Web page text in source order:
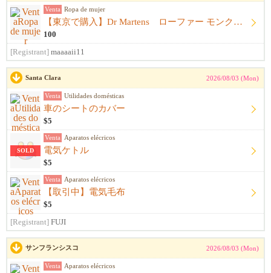
Venta Ropa de mujer
【東京で購入】Dr Martens ローファー モンクストラップ 黒 サイズ23.5cm〜24.0cm ドクターマーチン
100
[Registrant] maaaaii11
Santa Clara 2026/08/03 (Mon)
Venta Utilidades domésticas
車のシートのカバー
$5
SOLD
Venta Aparatos elécricos
電気ケトル
$5
Venta Aparatos elécricos
【取引中】電気毛布
$5
[Registrant] FUJI
サンフランシスコ 2026/08/03 (Mon)
Venta Aparatos elécricos